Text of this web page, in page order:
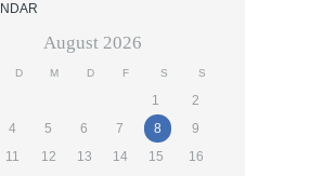
August 2026
D M D F S S
1
2
4 5 6 7 8
9
11 12 13 14 15
16